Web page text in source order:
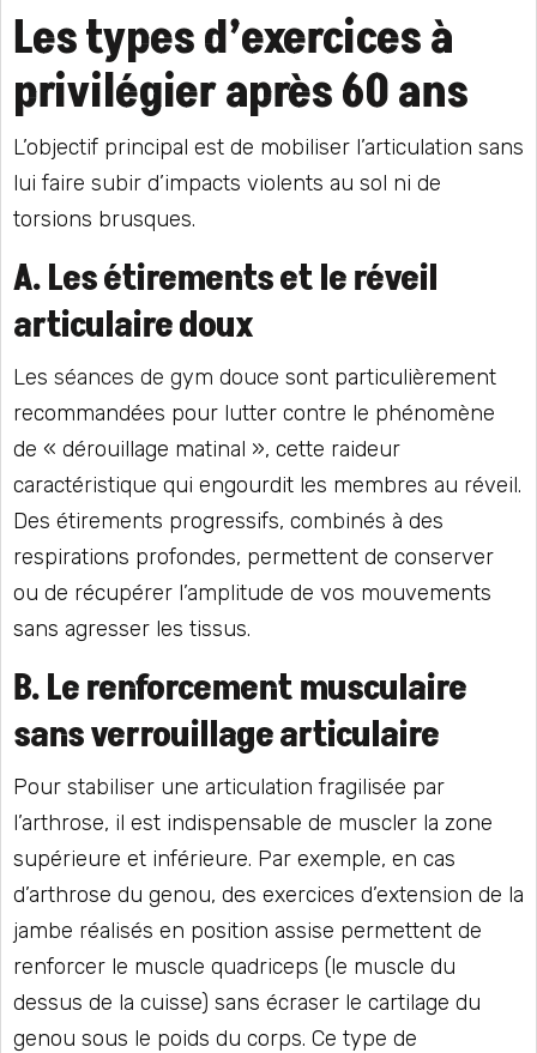
Les types d’exercices à
privilégier après 60 ans
L’objectif principal est de mobiliser l’articulation sans
lui faire subir d’impacts violents au sol ni de
torsions brusques.
A. Les étirements et le réveil
articulaire doux
Les séances de gym douce sont particulièrement
recommandées pour lutter contre le phénomène
de « dérouillage matinal », cette raideur
caractéristique qui engourdit les membres au réveil.
Des étirements progressifs, combinés à des
respirations profondes, permettent de conserver
ou de récupérer l’amplitude de vos mouvements
sans agresser les tissus.
B. Le renforcement musculaire
sans verrouillage articulaire
Pour stabiliser une articulation fragilisée par
l’arthrose, il est indispensable de muscler la zone
supérieure et inférieure. Par exemple, en cas
d’arthrose du genou, des exercices d’extension de la
jambe réalisés en position assise permettent de
renforcer le muscle quadriceps (le muscle du
dessus de la cuisse) sans écraser le cartilage du
genou sous le poids du corps. Ce type de